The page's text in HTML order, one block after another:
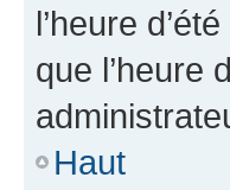
l’heure
que l’heure
Haut